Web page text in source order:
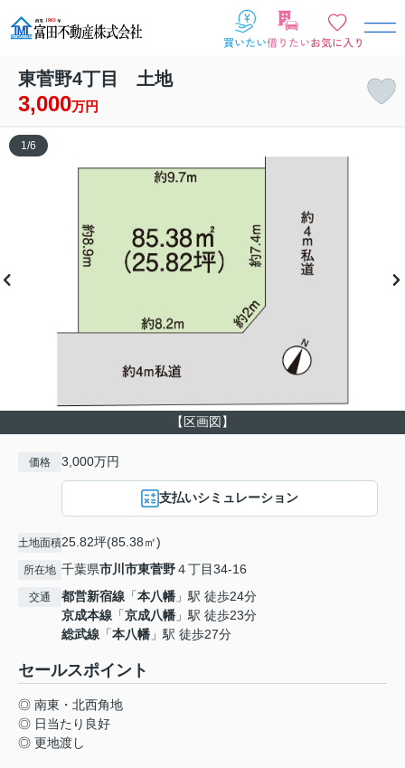
東菅野4丁目 土地
3,000万円
【区画図】
1/6
価格 3,000万円
支払いシミュレーション
土地面積25.82坪(85.38㎡)
所在地 千葉県市川市東菅野４丁目34-16
交通 都営新宿線 「本八幡 」駅 徒歩24分
京成本線 「京成八幡 」駅 徒歩23分
総武線 「本八幡 」駅 徒歩27分
セールスポイント
◎ 南東・北西角地
◎ 日当たり良好
◎ 更地渡し